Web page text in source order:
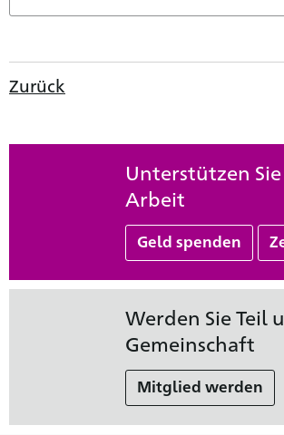
Zurück
Unterstützen
Arbeit
Geld spenden
Werden Sie Teil
Gemeinschaft
Mitglied werden